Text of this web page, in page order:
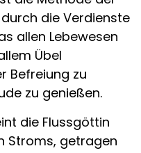
die Verdienste
allen Lebewesen
Übel
Befreiung zu
zu genießen.
die Flussgöttin
Stroms, getragen